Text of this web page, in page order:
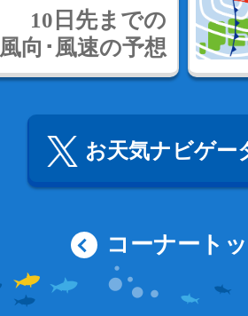
10日先までの
風向･風速の予想
お天気ナビゲー
コーナート